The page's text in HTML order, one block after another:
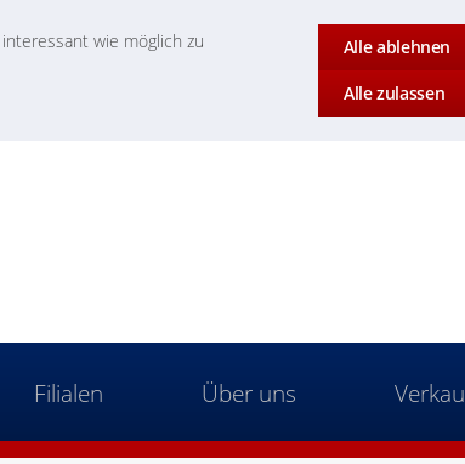
wie möglich zu
Alle ablehnen
Alle zulassen
Filialen Über uns